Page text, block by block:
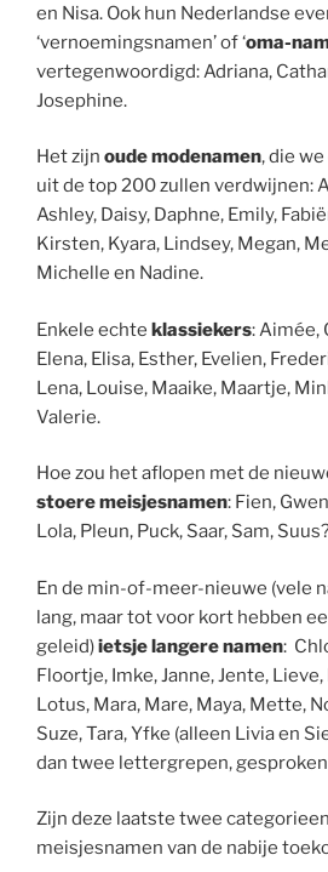
en Nisa. Ook hun Nederlandse
‘vernoemingsnamen’ of ‘oma-
vertegenwoordigd: Adriana,
Josephine.
Het zijn oude modenamen, die
uit de top 200 zullen verdwijnen:
Ashley, Daisy, Daphne, Emily,
Kirsten, Kyara, Lindsey, Megan,
Michelle en Nadine.
Enkele echte klassiekers: Aimée,
Elena, Elisa, Esther, Evelien,
Lena, Louise, Maaike, Maartje,
Valerie.
Hoe zou het aflopen met de
stoere meisjesnamen: Fien,
Lola, Pleun, Puck, Saar, Sam,
En de min-of-meer-nieuwe (vele
lang, maar tot voor kort hebben
geleid)ietsje langere namen:
Floortje, Imke, Janne, Jente, Lieve,
Lotus, Mara, Mare, Maya, Mette,
Suze, Tara, Yfke (alleen Livia en
dan twee lettergrepen,
Zijn deze laatste twee
meisjesnamen van de nabije